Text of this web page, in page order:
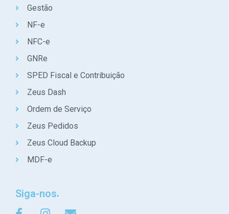
Gestão
NF-e
NFC-e
GNRe
SPED Fiscal e Contribuição
Zeus Dash
Ordem de Serviço
Zeus Pedidos
Zeus Cloud Backup
MDF-e
Siga-nos